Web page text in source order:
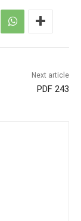
Next article
PDF 243